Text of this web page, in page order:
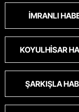
İMRANLI
KOYULHISAR
ŞARKIŞLA